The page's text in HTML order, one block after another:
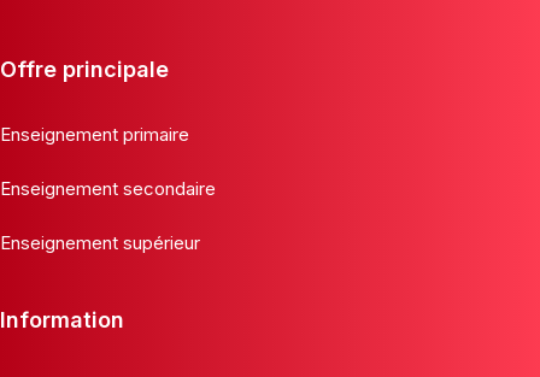
Offre principale
Enseignement primaire
Enseignement secondaire
Enseignement supérieur
Information